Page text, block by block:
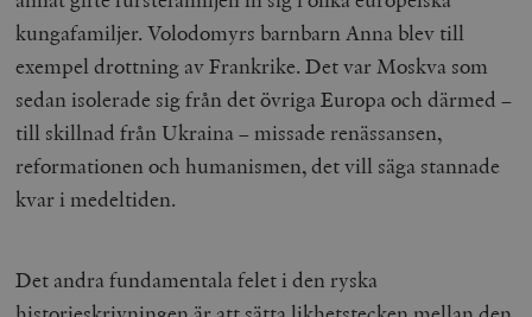
kungafamiljer. Volodomyrs barnbarn Anna blev till
exempel drottning av Frankrike. Det var Moskva som
sedan isolerade sig från det övriga Europa och därmed –
till skillnad från Ukraina – missade renässansen,
reformationen och humanismen, det vill säga stannade
kvar i medeltiden.
Det andra fundamentala felet i den ryska